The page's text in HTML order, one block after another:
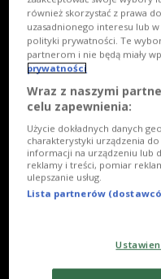
również skorzystać z prawa
uzasadnionego interesu lub
polityki prywatności. Te
partnerom i nie będą miały
prywatności
Wraz z naszymi
celu zapewnienia:
Użycie dokładnych danych
charakterystyki urządzenia
informacji na urządzeniu lub
reklamy i treści, pomiar
ulepszanie usług.
Lista partnerów